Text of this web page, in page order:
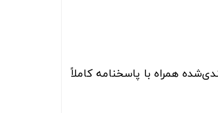
همراه با پاسخنامه کاملاً